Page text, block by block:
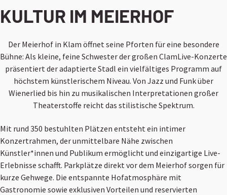
KULTUR IM MEIERHOF
Der Meierhof in Klam öffnet seine Pforten für eine besondere
Bühne: Als kleine, feine Schwester der großen ClamLive-Konzerte
präsentiert der adaptierte Stadl ein vielfältiges Programm auf
höchstem künstlerischem Niveau. Von Jazz und Funk über
Wienerlied bis hin zu musikalischen Interpretationen großer
Theaterstoffe reicht das stilistische Spektrum.
Mit rund 350 bestuhlten Plätzen entsteht ein intimer
Konzertrahmen, der unmittelbare Nähe zwischen
Künstler*innen und Publikum ermöglicht und einzigartige Live-
Erlebnisse schafft. Parkplätze direkt vor dem Meierhof sorgen für
kurze Gehwege. Die entspannte Hofatmosphäre mit
Gastronomie sowie exklusiven Vorteilen und reservierten